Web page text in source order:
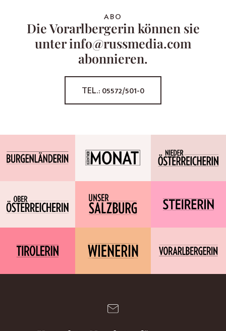
ABO
Die Vorarlbergerin können sie
unter info@russmedia.com
abonnieren.
TEL.: 05572/501-0